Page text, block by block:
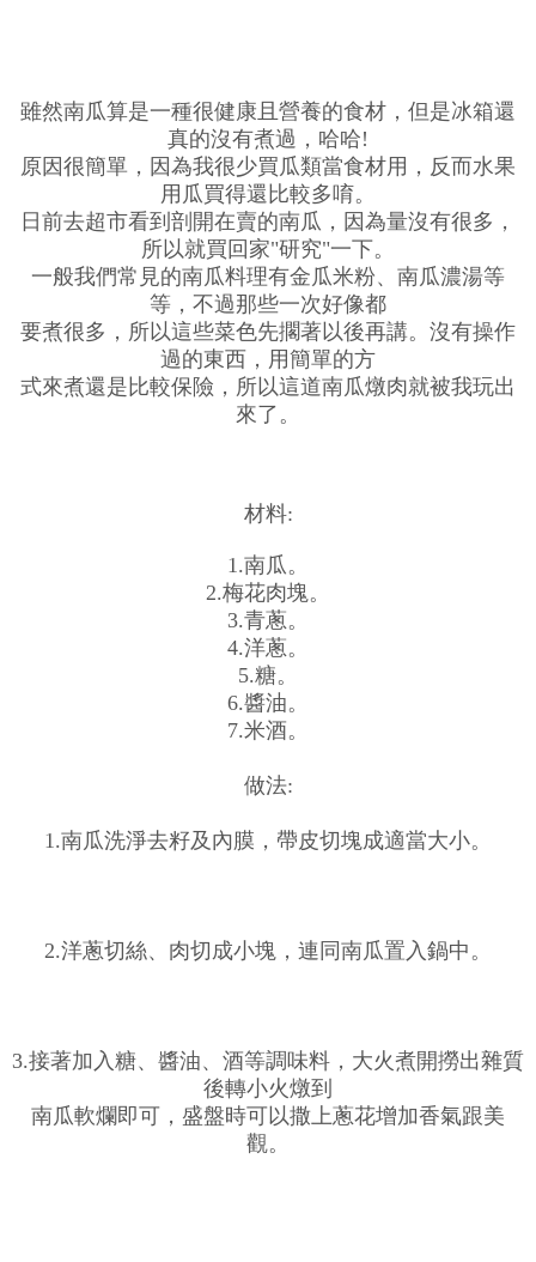
雖然南瓜算是一種很健康且營養的食材，但是冰箱還
真的沒有煮過，哈哈!
原因很簡單，因為我很少買瓜類當食材用，反而水果
用瓜買得還比較多唷。
日前去超市看到剖開在賣的南瓜，因為量沒有很多，
所以就買回家"研究"一下。
一般我們常見的南瓜料理有金瓜米粉、南瓜濃湯等
等，不過那些一次好像都
要煮很多，所以這些菜色先擱著以後再講。沒有操作
過的東西，用簡單的方
式來煮還是比較保險，所以這道南瓜燉肉就被我玩出
來了。
材料:
1.南瓜。
2.梅花肉塊。
3.青蔥。
4.洋蔥。
5.糖。
6.醬油。
7.米酒。
做法:
1.南瓜洗淨去籽及內膜，帶皮切塊成適當大小。
2.洋蔥切絲、肉切成小塊，連同南瓜置入鍋中。
3.接著加入糖、醬油、酒等調味料，大火煮開撈出雜質
後轉小火燉到
南瓜軟爛即可，盛盤時可以撒上蔥花增加香氣跟美
觀。